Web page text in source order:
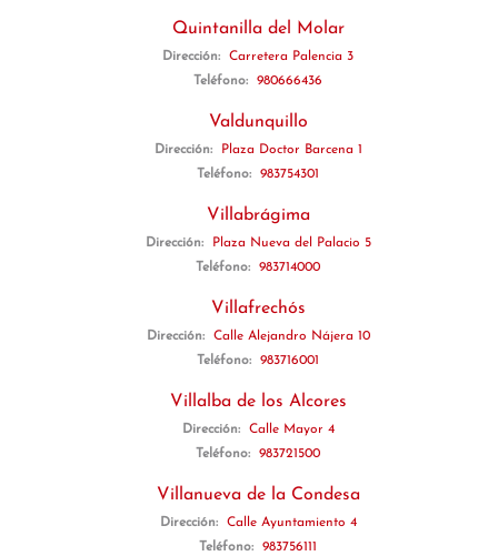
Quintanilla del Molar
Dirección:
Carretera Palencia 3
Teléfono:
980666436
Valdunquillo
Dirección:
Plaza Doctor Barcena 1
Teléfono:
983754301
Villabrágima
Dirección:
Plaza Nueva del Palacio 5
Teléfono:
983714000
Villafrechós
Dirección:
Calle Alejandro Nájera 10
Teléfono:
983716001
Villalba de los Alcores
Dirección:
Calle Mayor 4
Teléfono:
983721500
Villanueva de la Condesa
Dirección:
Calle Ayuntamiento 4
Teléfono:
983756111